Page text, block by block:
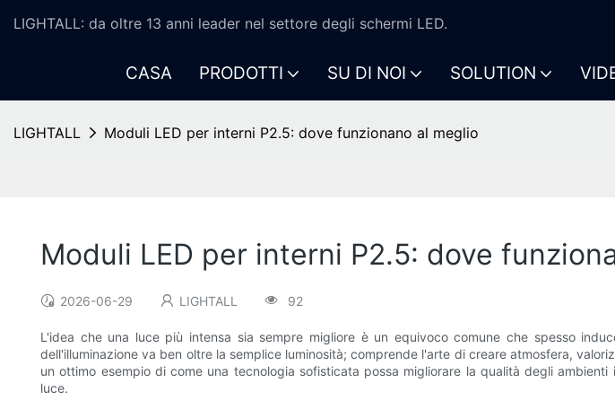
LIGHTALL: da oltre 13 anni leader nel settore degli schermi LED.
CASA PRODOTTI SU DI NOI SOLUTION
LIGHTALL Moduli LED per interni P2.5: dove funzionano al meglio
Moduli LED per interni P2.5: dove
2026-06-29 LIGHTALL 92
L'idea che una luce più intensa sia sempre migliore è un equivoco comune che spesso
dell'illuminazione va ben oltre la semplice luminosità; comprende l'arte di creare atmosfera,
un ottimo esempio di come una tecnologia sofisticata possa migliorare la qualità degli
luce.